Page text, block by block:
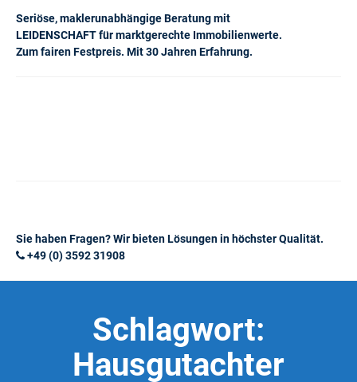
Seriöse, maklerunabhängige Beratung mit
LEIDENSCHAFT für marktgerechte Immobilienwerte.
Zum fairen Festpreis. Mit 30 Jahren Erfahrung.
Sie haben Fragen? Wir bieten Lösungen in höchster Qualität.
+49 (0) 3592 31908
Schlagwort:
Hausgutachter